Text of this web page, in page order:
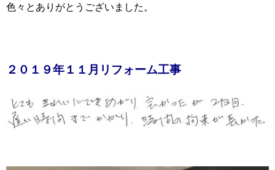
色々とありがとうございました。
２０１９年１１月リフォーム工事